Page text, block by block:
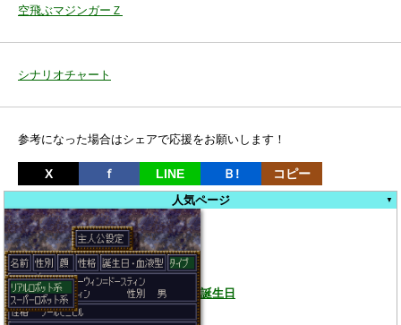
空飛ぶマジンガーＺ
シナリオチャート
参考になった場合はシェアで応援をお願いします！
X ｆ LINE Ｂ! コピー
人気ページ
誕生日